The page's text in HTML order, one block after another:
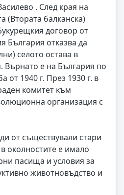
. След края на
(Втората балканска)
договор от
България отказва да
селото остава в
Върнато е на България по
от 1940 г. През 1930 г. в
комитет към
организация с
от съществували стари
околностите е имало
пасища и условия за
животновъдство и